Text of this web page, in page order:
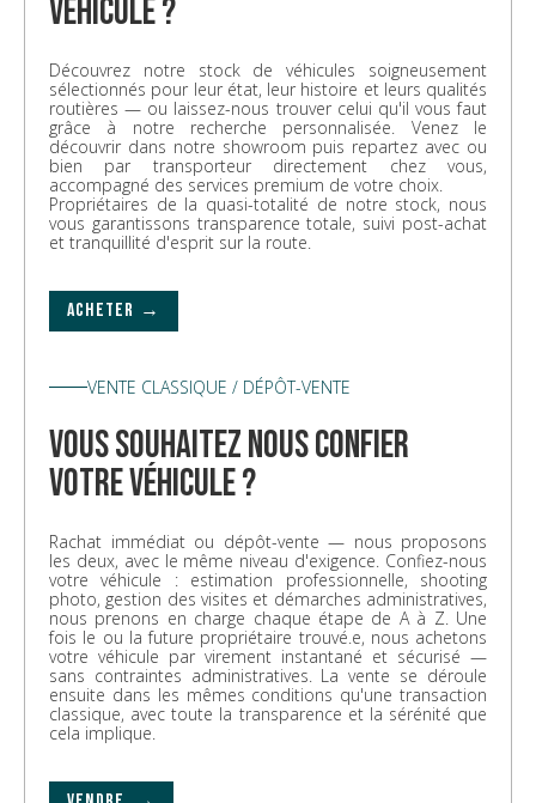
véhicule ?
Découvrez notre stock de véhicules soigneusement
sélectionnés pour leur état, leur histoire et leurs qualités
routières — ou laissez-nous trouver celui qu'il vous faut
grâce à notre recherche personnalisée. Venez le
découvrir dans notre showroom puis repartez avec ou
bien par transporteur directement chez vous,
accompagné des services premium de votre choix.
Propriétaires de la quasi-totalité de notre stock, nous
vous garantissons transparence totale, suivi post-achat
et tranquillité d'esprit sur la route.
ACHETER →
VENTE CLASSIQUE / DÉPÔT-VENTE
vous souhaitez nous confier
votre véhicule ?
Rachat immédiat ou dépôt-vente — nous proposons
les deux, avec le même niveau d'exigence. Confiez-nous
votre véhicule : estimation professionnelle, shooting
photo, gestion des visites et démarches administratives,
nous prenons en charge chaque étape de A à Z. Une
fois le ou la future propriétaire trouvé.e, nous achetons
votre véhicule par virement instantané et sécurisé —
sans contraintes administratives. La vente se déroule
ensuite dans les mêmes conditions qu'une transaction
classique, avec toute la transparence et la sérénité que
cela implique.